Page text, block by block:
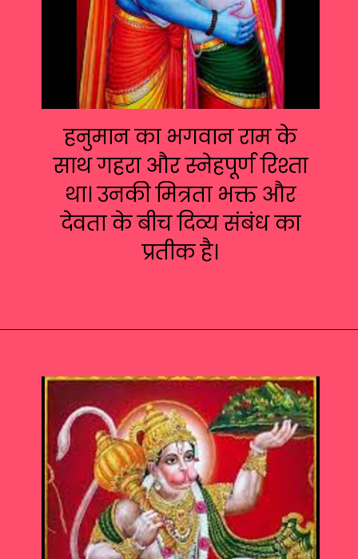
हनुमान का भगवान राम के
साथ गहरा और स्नेहपूर्ण रिश्ता
था। उनकी मित्रता भक्त और
देवता के बीच दिव्य संबंध का
प्रतीक है।